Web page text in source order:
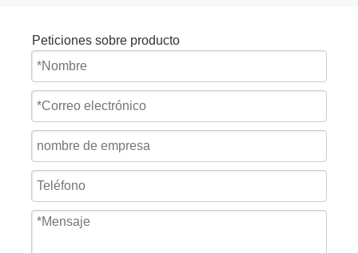
Peticiones sobre producto